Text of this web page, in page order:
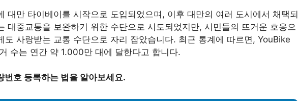
대만 타이베이를 시작으로 도입되었으며, 이후 대만의 여러 도시에서 채택되
대중교통을 보완하기 위한 수단으로 시도되었지만, 시민들의 뜨거운 호응으
도 사랑받는 교통 수단으로 자리 잡았습니다. 최근 통계에 따르면, YouBike
수는 연간 약 1.000만 대에 달한다고 합니다.
번호 등록하는 법을 알아보세요.